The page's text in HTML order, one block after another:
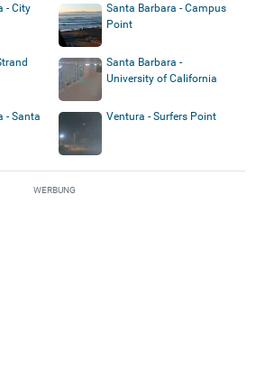
- City
Santa Barbara - Campus
Point
Santa Barbara -
University of California
- Santa
Ventura - Surfers Point
WERBUNG